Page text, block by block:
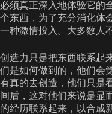
必须真正深入地体验它的
个东西，为了充分消化体
一种激情投入。大多数人
创造力只是把东西联系起
们是如何做到的，他们会
有真的去创造，他们只是
间后，这对他们来说是显
的经历联系起来，以合成